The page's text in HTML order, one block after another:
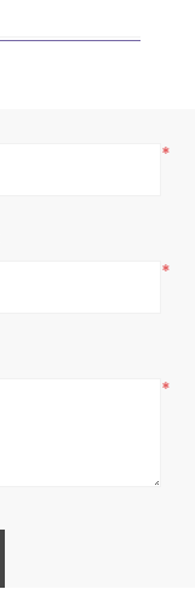
*
*
*